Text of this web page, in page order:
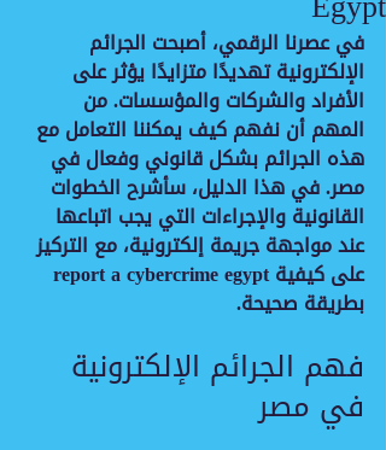
في عصرنا الرقمي، أصبحت الجرائم
الإلكترونية تهديدًا متزايدًا يؤثر على
الأفراد والشركات والمؤسسات. من
المهم أن نفهم كيف يمكننا التعامل مع
هذه الجرائم بشكل قانوني وفعال في
مصر. في هذا الدليل، سأشرح الخطوات
القانونية والإجراءات التي يجب اتباعها
عند مواجهة جريمة إلكترونية، مع التركيز
على كيفية report a cybercrime egypt
بطريقة صحيحة.
فهم الجرائم الإلكترونية
في مصر